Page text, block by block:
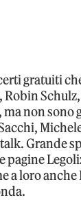
gratuiti
non
Grande
pagine
a loro